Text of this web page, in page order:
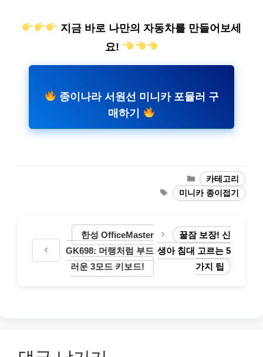
지금 바로 나만의 자동차를 만들어보세
요!
종이나라 서원선 미니카 포뮬러 구
매하기
카
테
고
카테고리
태
그
미니카 종이접기
한성 OfficeMaster
GK698: 머랭처럼 부드
러운 3모드 키보드!
꿀잠 보장! 신
생아 침대 고르는 5
가지 팁